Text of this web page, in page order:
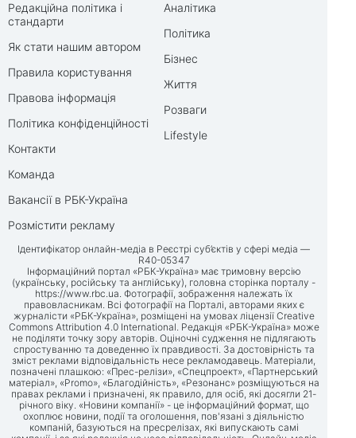
Редакційна політика і
стандарти
Як стати нашим автором
Правила користування
Правова інформація
Політика конфіденційності
Контакти
Команда
Вакансії в РБК-Україна
Розмістити рекламу
Аналітика
Політика
Бізнес
Життя
Розваги
Lifestyle
Ідентифікатор онлайн-медіа в Реєстрі суб’єктів у сфері медіа —
R40-05347
Інформаційний портал «РБК-Україна» має тримовну версію
(українську, російську та англійську), головна сторінка порталу -
https://www.rbc.ua. Фотографії, зображення належать їх
правовласникам. Всі фотографії на Порталі, авторами яких є
журналісти «РБК-Україна», розміщені на умовах ліцензії Creative
Commons Attribution 4.0 International. Редакція «РБК-Україна» може
не поділяти точку зору авторів. Оціночні судження не підлягають
спростуванню та доведенню їх правдивості. За достовірність та
зміст реклами відповідальність несе рекламодавець. Матеріали,
позначені плашкою: «Прес-релізи», «Спецпроект», «Партнерський
матеріал», «Promo», «Благодійність», «Резонанс» розміщуються на
правах реклами і призначені, як правило, для осіб, які досягли 21-
річного віку. «Новини компанії» - це інформаційний формат, що
охоплює новини, події та оголошення, пов'язані з діяльністю
компаній, базуються на пресрелізах, які випускають самі